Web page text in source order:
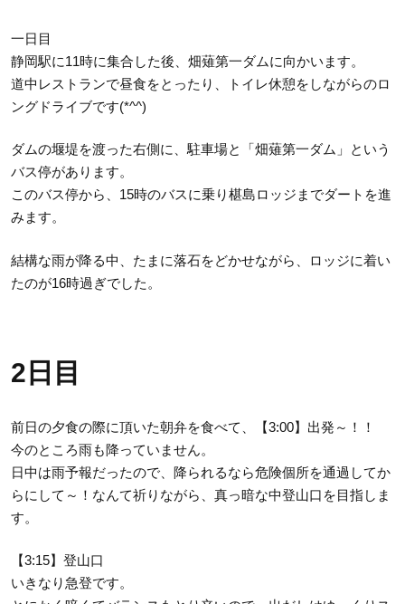
一日目
静岡駅に11時に集合した後、畑薙第一ダムに向かいます。
道中レストランで昼食をとったり、トイレ休憩をしながらのロ
ングドライブです(*^^)
ダムの堰堤を渡った右側に、駐車場と「畑薙第一ダム」という
バス停があります。
このバス停から、15時のバスに乗り椹島ロッジまでダートを進
みます。
結構な雨が降る中、たまに落石をどかせながら、ロッジに着い
たのが16時過ぎでした。
2日目
前日の夕食の際に頂いた朝弁を食べて、【3:00】出発～！！
今のところ雨も降っていません。
日中は雨予報だったので、降られるなら危険個所を通過してか
らにして～！なんて祈りながら、真っ暗な中登山口を目指しま
す。
【3:15】登山口
いきなり急登です。